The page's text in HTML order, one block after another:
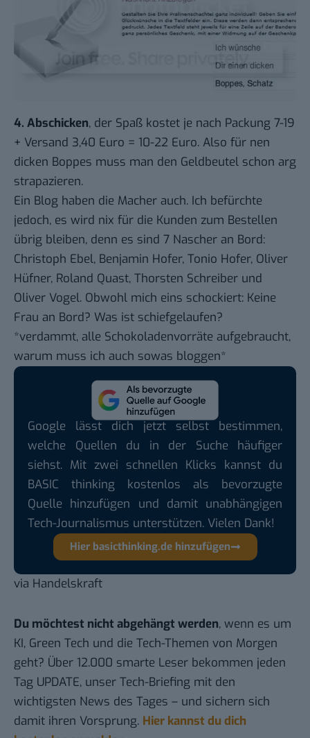
4. Abschicken, der Spaß kostet je nach Packung 7-19
+ Versand 3,40 Euro = 10-22 Euro. Also für nen
dicken Boppes muss man den Geldbeutel schon arg
strapazieren.
Ein Blog haben die Macher auch. Ich befürchte
jedoch, es wird nix für die Kunden zum Bestellen
übrig bleiben, denn es sind 7 Nascher an Bord:
Christoph Ebel, Benjamin Hofer, Tonio Hofer, Oliver
Hüfner, Roland Quast, Thorsten Schreiber und
Oliver Vogel. Obwohl mich eins schockiert: Keine
Frau an Bord? Was ist schiefgelaufen?
*verdammt, alle Schokoladenvorräte aufgebraucht,
warum muss ich auch sowas bloggen*
Google lässt dich jetzt selbst bestimmen,
welche Quellen du in der Suche häufiger
siehst. Mit zwei schnellen Klicks kannst du
BASIC thinking kostenlos als bevorzugte
Quelle hinzufügen und damit unabhängigen
Tech-Journalismus unterstützen. Vielen Dank!
Hier basicthinking.de hinzufügen
via Handelskraft
Du möchtest nicht abgehängt werden, wenn es um
KI, Green Tech und die Tech-Themen von Morgen
geht? Über 12.000 smarte Leser bekommen jeden
Tag UPDATE, unser Tech-Briefing mit den
wichtigsten News des Tages – und sichern sich
damit ihren Vorsprung. Hier kannst du dich